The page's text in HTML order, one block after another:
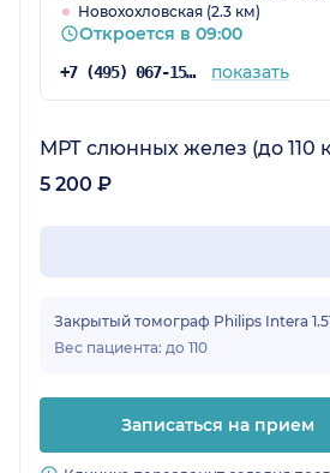
Новохохловская (2.3 км)
Откроется в 09:00
+7 (495) 067-15-20 показать
МРТ слюнных желез (до 110
5 200 ₽
Закрытый томограф Philips Intera
Вес пациента: до 110
Записаться на прием